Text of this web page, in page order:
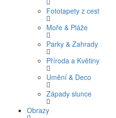
Fototapety z cest
Moře & Pláže
Parky & Zahrady
Příroda a Květiny
Umění & Deco
Západy slunce
Obrazy